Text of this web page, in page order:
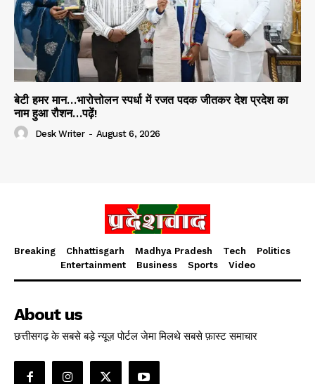
बेटी हमर मान…भारोत्तोलन स्पर्धा में रजत पदक जीतकर देश प्रदेश का
नाम हुआ रौशन…पढ़ें!
Desk Writer - August 6, 2026
Breaking Chhattisgarh Madhya Pradesh Tech
Politics
Entertainment
Business Sports Video
About us
छत्तीसगढ़ के सबसे बड़े न्यूज़ पोर्टल जेमा मिलथे सबसे फ़ास्ट समाचार